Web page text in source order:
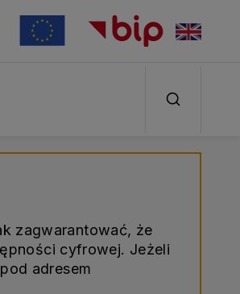
zagwarantować, że
cyfrowej. Jeżeli
adresem